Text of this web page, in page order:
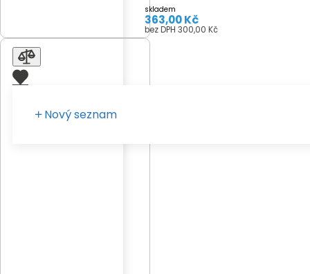
skladem
363,00 Kč
bez DPH 300,00 Kč
Nový seznam
Zadejte vaše pojmenování seznamu